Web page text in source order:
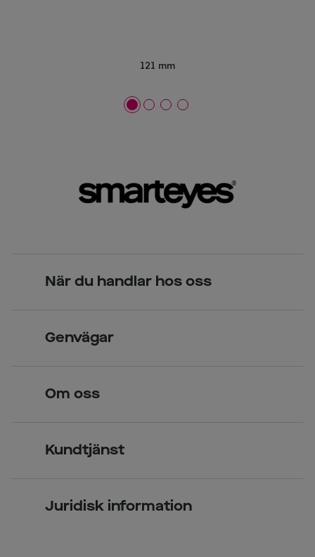
121 mm
När du handlar hos oss
Över 70 butiker
Genvägar
Kontaktlinser
Om oss
Kundtjänst
Juridisk information